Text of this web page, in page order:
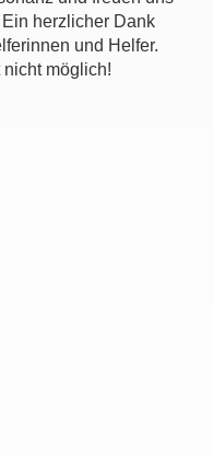
herzlicher Dank
und Helfer.
möglich!